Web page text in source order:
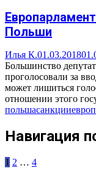
Польши
Илья К.01.03.2018
Большинство
проголосовали за
может лишиться
отношении этого
польшасанкции
Навигация
1 2 … 4